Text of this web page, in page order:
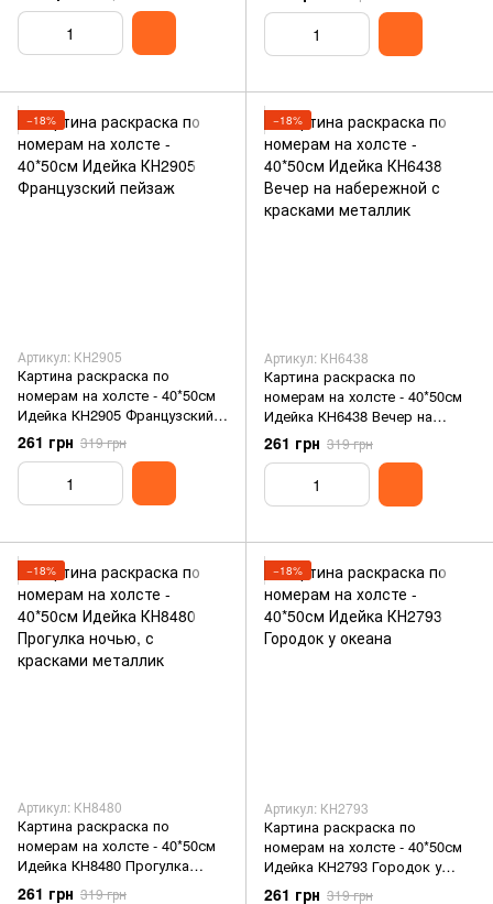
−18%
Артикул: КН2905
Картина раскраска по
номерам на холсте - 40*50см
Идейка КН2905 Французский
пейзаж
261 грн 319 грн
−18%
Артикул: КН6438
Картина раскраска по
номерам на холсте - 40*50см
Идейка КН6438 Вечер на
набережной с красками
металлик
261 грн 319 грн
−18%
Артикул: КН8480
Картина раскраска по
номерам на холсте - 40*50см
Идейка КН8480 Прогулка
ночью, с красками металлик
261 грн 319 грн
−18%
Артикул: КН2793
Картина раскраска по
номерам на холсте - 40*50см
Идейка КН2793 Городок у
океана
261 грн 319 грн